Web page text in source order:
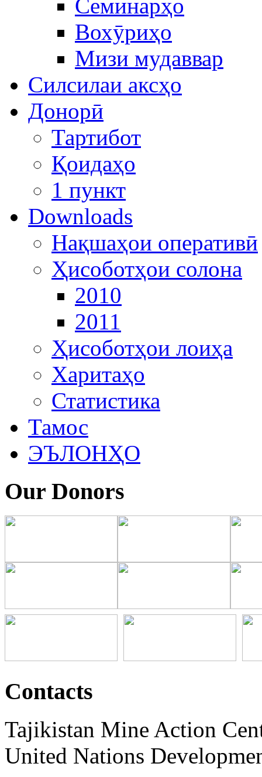
Семинарҳо
Вохӯриҳо
Мизи мудаввар
Силсилаи аксҳо
Донорӣ
Тартибот
Қоидаҳо
1 пункт
Downloads
Нақшаҳои оперативӣ
Ҳисоботҳои солона
2010
2011
Ҳисоботҳои лоиҳа
Харитаҳо
Статистика
Тамос
ЭЪЛОНҲО
Our Donors
Contacts
Tajikistan Mine Action
United Nations